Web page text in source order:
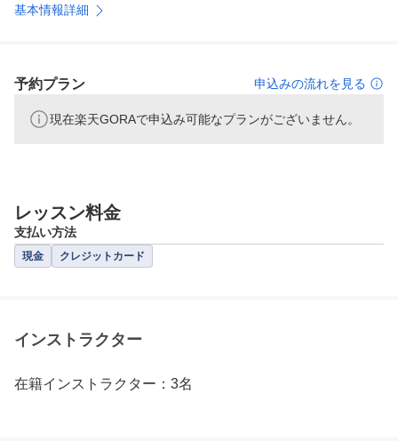
基本情報詳細
予約プラン 申込みの流れを見る
現在楽天GORAで申込み可能なプランがございません。
レッスン料金
支払い方法
現金 クレジットカード
インストラクター
在籍インストラクター：3名